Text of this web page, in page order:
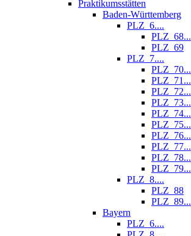
Praktikumsstätten
Baden-Württemberg
PLZ_6....
PLZ_68...
PLZ_69
PLZ_7....
PLZ_70...
PLZ_71...
PLZ_72...
PLZ_73...
PLZ_74...
PLZ_75...
PLZ_76...
PLZ_77...
PLZ_78...
PLZ_79...
PLZ_8....
PLZ_88
PLZ_89...
Bayern
PLZ_6....